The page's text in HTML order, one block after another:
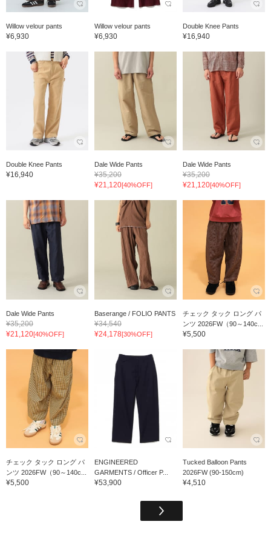
Willow velour pants
¥6,930
Willow velour pants
¥6,930
Double Knee Pants
¥16,940
Double Knee Pants
¥16,940
Dale Wide Pants
¥35,200
¥21,120[40%OFF]
Dale Wide Pants
¥35,200
¥21,120[40%OFF]
Dale Wide Pants
¥35,200
¥21,120[40%OFF]
Baserange / FOLIO PANTS
¥34,540
¥24,178[30%OFF]
チェック タック ロング パ
ンツ 2026FW（90～140c...
¥5,500
チェック タック ロング パ
ンツ 2026FW（90～140c...
¥5,500
ENGINEERED
GARMENTS / Officer P...
¥53,900
Tucked Balloon Pants
2026FW (90-150cm)
¥4,510